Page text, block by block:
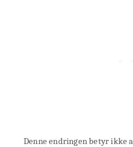
Denne endringen betyr ikke